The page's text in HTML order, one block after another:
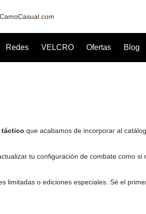
Redes VELCRO Ofertas Blog
táctico que acabamos de incorporar al
tu configuración de combate como
limitadas o ediciones especiales. Sé el